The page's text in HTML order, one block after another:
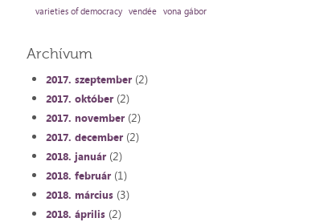
varieties of democracy vendée vona gábor
Archívum
2017. szeptember (2)
2017. október (2)
2017. november (2)
2017. december (2)
2018. január (2)
2018. február (1)
2018. március (3)
2018. április (2)